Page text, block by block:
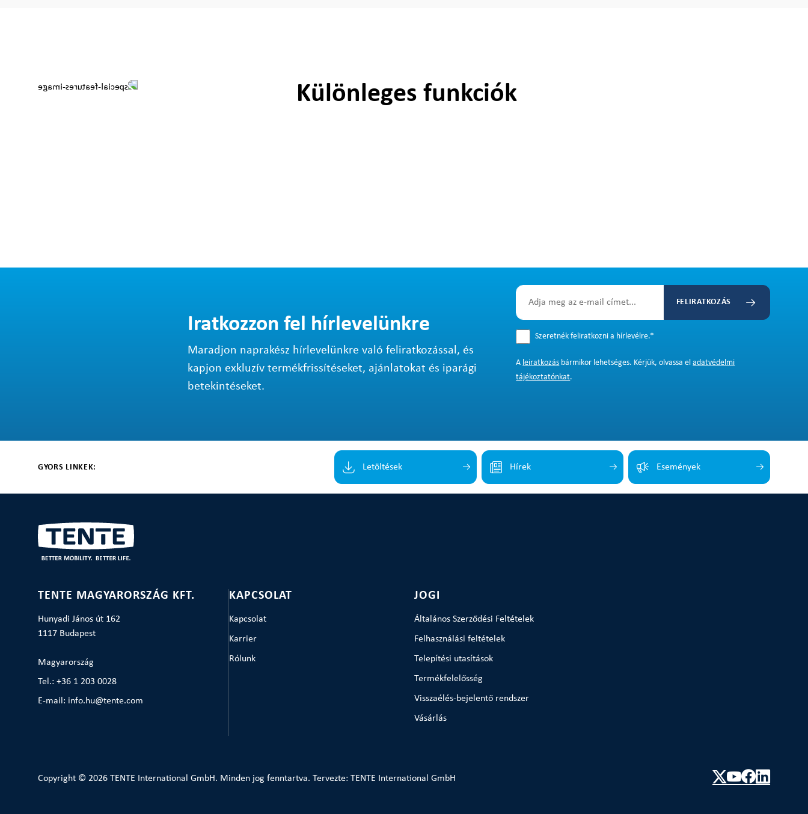
Különleges funkciók
Iratkozzon fel hírlevelünkre
Maradjon naprakész hírlevelünkre való feliratkozással, és
kapjon exkluzív termékfrissítéseket, ajánlatokat és iparági
betekintéseket.
FELIRATKOZÁS
Szeretnék feliratkozni a hírlevélre.*
A leiratkozás bármikor lehetséges. Kérjük, olvassa eladatvédelmi
tájékoztatónkat.
GYORS LINKEK: Letöltések Hírek Események
TENTE MAGYARORSZÁG KFT.
Hunyadi János út 162
1117 Budapest
Magyarország
Tel.: +36 1 203 0028
E-mail: info.hu@tente.com
KAPCSOLAT
Kapcsolat
Karrier
Rólunk
JOGI
Általános Szerződési Feltételek
Felhasználási feltételek
Telepítési utasítások
Termékfelelősség
Visszaélés-bejelentő rendszer
Vásárlás
Copyright © 2026 TENTE International GmbH. Minden jog fenntartva. Tervezte: TENTE International GmbH